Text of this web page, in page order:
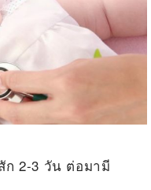
ก 2-3 วัน ต่อมามี